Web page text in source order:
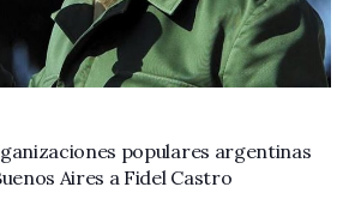
populares argentinas
Aires a Fidel Castro